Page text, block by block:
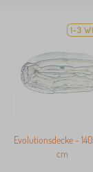
1-3
Evolutionsdecke -
cm